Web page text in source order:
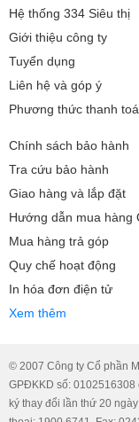
Hệ thống 334 Siêu thị
Giới thiệu công ty
Tuyển dụng
Liên hệ và góp ý
Phương thức thanh
Chính sách bảo hành
Tra cứu bảo hành
Giao hàng và lắp đặt
Hướng dẫn mua hàng
Mua hàng trả góp
Quy chế hoạt động
In hóa đơn điện tử
Xem thêm
© 2007 Công ty Cổ phần
GPĐKKD số: 0102516308
ký thay đổi lần thứ 20